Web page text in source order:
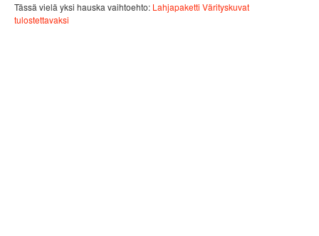
Tässä vielä yksi hauska vaihtoehto: Lahjapaketti Värityskuvat
tulostettavaksi